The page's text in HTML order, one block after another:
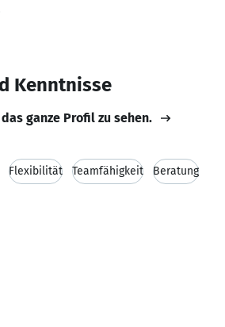
Kenntnisse
ganze Profil zu sehen.
Flexibilität Teamfähigkeit Beratung